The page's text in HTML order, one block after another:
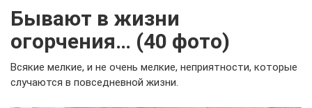
Бывают в жизни
огорчения… (40 фото)
Всякие мелкие, и не очень мелкие, неприятности, которые
случаются в повседневной жизни.